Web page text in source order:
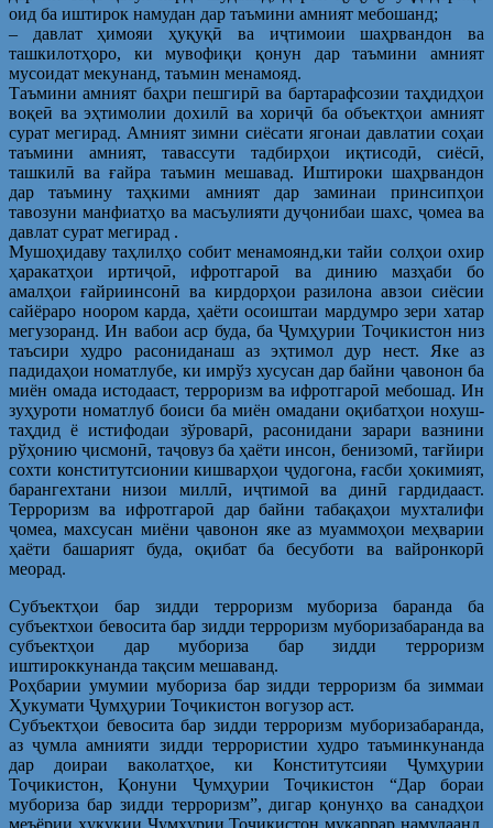
оид ба иштирок намудан дар таъмини амният мебошанд;
– давлат ҳимояи ҳуқуқӣ ва иҷтимоии шаҳрвандон ва
ташкилотҳоро, ки мувофиқи қонун дар таъмини амният
мусоидат мекунанд, таъмин менамояд.
Таъмини амният баҳри пешгирӣ ва бартарафсозии таҳдидҳои
воқеӣ ва эҳтимолии дохилӣ ва хориҷӣ ба объектҳои амният
сурат мегирад. Амният зимни сиёсати ягонаи давлатии соҳаи
таъмини амният, тавассути тадбирҳои иқтисодӣ, сиёсӣ,
ташкилӣ ва ғайра таъмин мешавад. Иштироки шаҳрвандон
дар таъмину таҳкими амният дар заминаи принсипҳои
тавозуни манфиатҳо ва масъулияти дуҷонибаи шахс, ҷомеа ва
давлат сурат мегирад .
Мушоҳидаву таҳлилҳо собит менамоянд,ки тайи солҳои охир
ҳаракатҳои иртиҷоӣ, ифротгароӣ ва динию мазҳаби бо
амалҳои ғайриинсонӣ ва кирдорҳои разилона авзои сиёсии
сайёраро ноором карда, ҳаёти осоиштаи мардумро зери хатар
мегузоранд. Ин вабои аср буда, ба Ҷумҳурии Тоҷикистон низ
таъсири худро расониданаш аз эҳтимол дур нест. Яке аз
падидаҳои номатлубе, ки имрўз хусусан дар байни ҷавонон ба
миён омада истодааст, терроризм ва ифротгароӣ мебошад. Ин
зуҳуроти номатлуб боиси ба миён омадани оқибатҳои нохуш-
таҳдид ё истифодаи зўроварӣ, расонидани зарари вазнини
рўҳонию ҷисмонӣ, таҷовуз ба ҳаёти инсон, бенизомӣ, тағйири
сохти конститутсионии кишварҳои ҷудогона, ғасби ҳокимият,
барангехтани низои миллӣ, иҷтимоӣ ва динӣ гардидааст.
Терроризм ва ифротгароӣ дар байни табақаҳои мухталифи
ҷомеа, махсусан миёни ҷавонон яке аз муаммоҳои меҳварии
ҳаёти башарият буда, оқибат ба бесуботи ва вайронкорӣ
меорад.
Субъектҳои бар зидди терроризм мубориза баранда ба
субъектхои бевосита бар зидди терроризм муборизабаранда ва
субъектҳои дар мубориза бар зидди терроризм
иштироккунанда тақсим мешаванд.
Роҳбарии умумии мубориза бар зидди терроризм ба зиммаи
Ҳукумати Ҷумҳурии Тоҷикистон вогузор аст.
Субъектҳои бевосита бар зидди терроризм муборизабаранда,
аз ҷумла амнияти зидди террористии худро таъминкунанда
дар доираи ваколатҳое, ки Конститутсияи Ҷумҳурии
Тоҷикистон, Қонуни Ҷумҳурии Тоҷикистон “Дар бораи
мубориза бар зидди терроризм”, дигар қонунҳо ва санадҳои
меъёрии ҳуқуқии Ҷумҳурии Тоҷикистон муқаррар намудаанд,